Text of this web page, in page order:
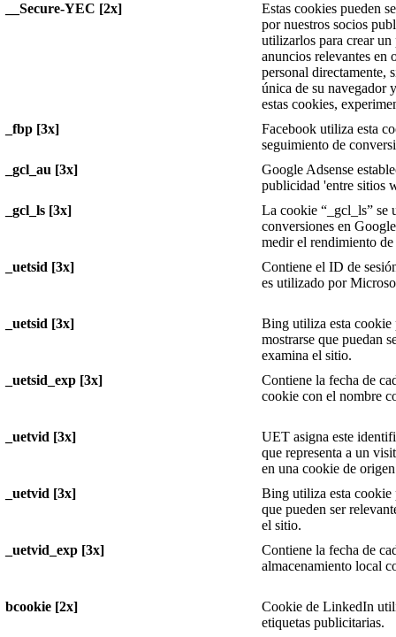
__Secure-YEC [2x]
Estas cookies pueden
por nuestros socios
utilizarlos para crear un
anuncios relevantes en
personal directamente,
única de su navegador
estas cookies,
_fbp [3x]
Facebook utiliza esta
seguimiento de
_gcl_au [3x]
Google Adsense
publicidad 'entre sitios
_gcl_ls [3x]
La cookie “_gcl_ls” se
conversiones en
medir el rendimiento
_uetsid [3x]
Contiene el ID de
es utilizado por
_uetsid [3x]
Bing utiliza esta cookie
mostrarse que puedan
examina el sitio.
_uetsid_exp [3x]
Contiene la fecha de
cookie con el nombre
_uetvid [3x]
UET asigna este
que representa a un
en una cookie de
_uetvid [3x]
Bing utiliza esta cookie
que pueden ser
el sitio.
_uetvid_exp [3x]
Contiene la fecha de
almacenamiento local
bcookie [2x]
Cookie de LinkedIn
etiquetas publicitarias.